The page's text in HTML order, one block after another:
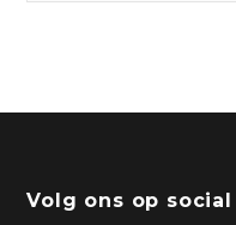
Volg ons op